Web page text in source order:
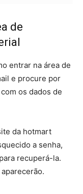
de
entrar na área de
e procure por
os dados de
da hotmart
a senha,
recuperá-la.